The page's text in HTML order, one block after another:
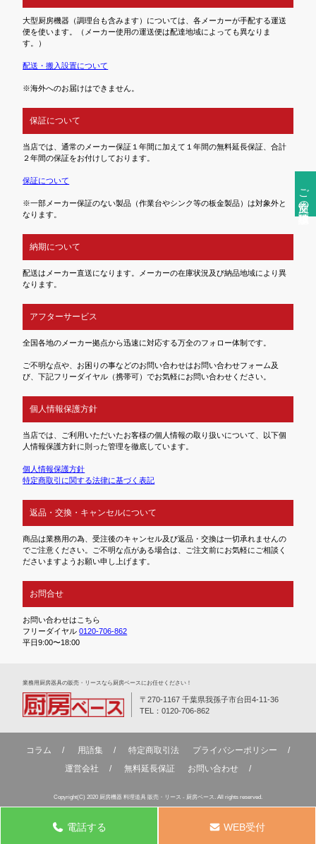
ご注文前の確認事項
大型厨房機器（調理台も含みます）については、各メーカーが手配する運送
便を使います。（メーカー使用の運送便は配達地域によっても異なりま
す。）
配送・搬入設置について
※海外へのお届けはできません。
保証について
当店では、通常のメーカー保証１年間に加えて１年間の無料延長保証、合計
２年間の保証をお付けしております。
保証について
※一部メーカー保証のない製品（作業台やシンク等の板金製品）は対象外と
なります。
納期について
配送はメーカー直送になります。メーカーの在庫状況及び納品地域により異
なります。
アフターサービス
全国各地のメーカー拠点から迅速に対応する万全のフォロー体制です。
ご不明な点や、お困りの事などのお問い合わせはお問い合わせフォーム及
び、下記フリーダイヤル（携帯可）でお気軽にお問い合わせください。
個人情報保護方針
当店では、ご利用いただいたお客様の個人情報の取り扱いについて、以下個
人情報保護方針に則った管理を徹底しています。
個人情報保護方針
特定商取引に関する法律に基づく表記
返品・交換・キャンセルについて
商品は業務用の為、受注後のキャンセル及び返品・交換は一切承れませんの
でご注意ください。ご不明な点がある場合は、ご注文前にお気軽にご相談く
ださいますようお願い申し上げます。
お問合せ
お問い合わせはこちら
フリーダイヤル0120-706-862
平日9:00〜18:00
業務⽤厨房器具の販売・リースなら厨房ベースにお任せください！
〒270-1167 千葉県我孫子市台田4-11-36
TEL：0120-706-862
コラム 用語集 特定商取引法
プライバシーポリシー
運営会社
無料延⻑保証 お問い合わせ
Copyright(C) 2020 厨房機器 料理道具 販売・リース - 厨房ベース. All rights reserved.
電話する WEB受付